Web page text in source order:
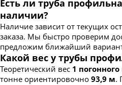
Есть ли труба
наличии?
Наличие зависит от текущих
заказа. Мы быстро проверим
предложим ближайший вариант
Какой вес у трубы
Теоретический вес 1
тонне ориентировочно 93,9 м.